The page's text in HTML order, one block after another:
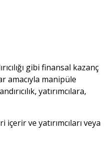
gibi finansal kazanç
amacıyla manipüle
yatırımcılara,
ve yatırımcıları veya